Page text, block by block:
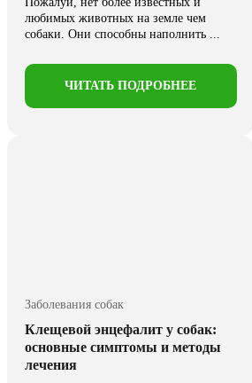
любимых животных на земле чем
собаки. Они способны наполнить ...
ЧИТАТЬ ПОДРОБНЕЕ
Заболевания собак
Клещевой энцефалит у собак:
основные симптомы и методы
лечения